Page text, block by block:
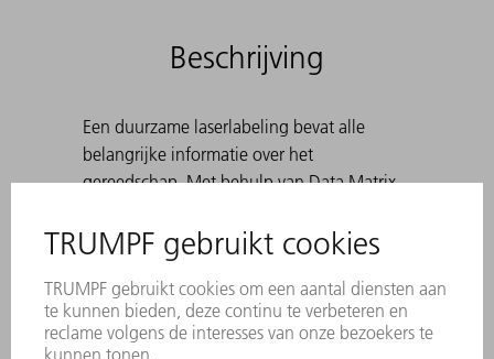
Beschrijving
Een duurzame laserlabeling bevat alle
belangrijke informatie over het
gereedschap. Met behulp van Data Matrix
worden geïdentificeerd. De werkbereiken
zijn lasergehard. Voor hoeken van 30° tot
180°, alsook bij het voorbuigen ten
behoeve van felsen. Standaard: H 100, H
150, smalle uitvoering en uitvoering met